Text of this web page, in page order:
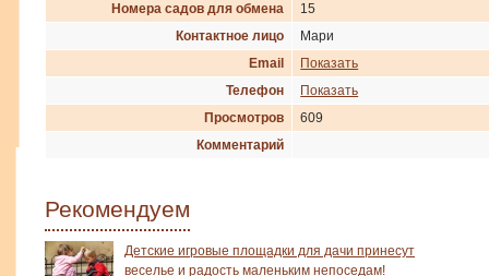
Номера садов для обмена
15
Контактное лицо
Мари
Email
Показать
Телефон
Показать
Просмотров
609
Комментарий
Рекомендуем
Детские игровые площадки для дачи принесут
веселье и радость маленьким непоседам!